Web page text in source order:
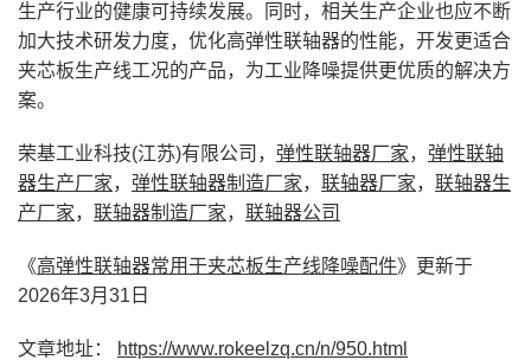
生产行业的健康可持续发展。同时，相关生产企业也应不断
加大技术研发力度，优化高弹性联轴器的性能，开发更适合
夹芯板生产线工况的产品，为工业降噪提供更优质的解决方
案。
荣基工业科技(江苏)有限公司， 弹性联轴器厂家， 弹性联轴
器生产厂家， 弹性联轴器制造厂家， 联轴器厂家， 联轴器生
产厂家， 联轴器制造厂家， 联轴器公司
《高弹性联轴器常用于夹芯板生产线降噪配件》更新于
2026年3月31日
文章地址： https://www.rokeelzq.cn/n/950.html